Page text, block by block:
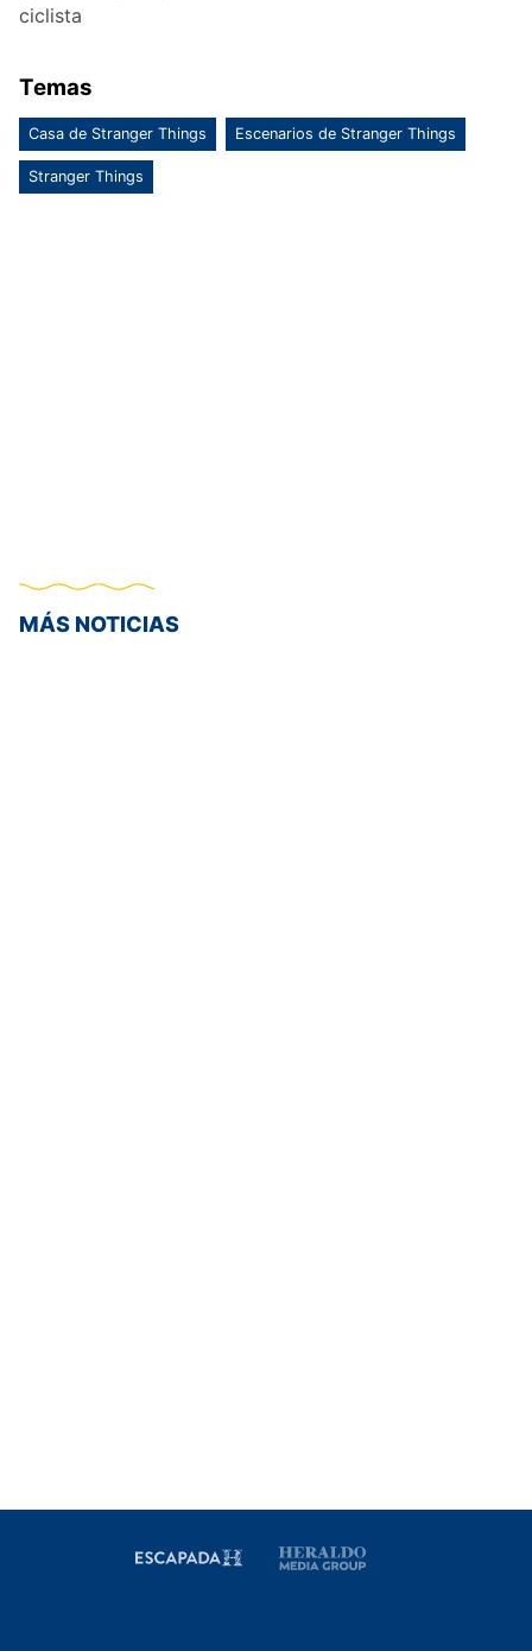
ciclista
Temas
Casa de Stranger Things Escenarios de Stranger Things
Stranger Things
MÁS NOTICIAS